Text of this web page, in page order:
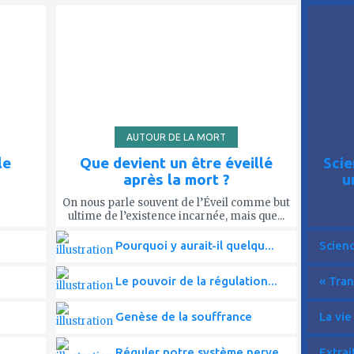
AUTOUR DE LA MORT
Que devient un être éveillé
après la mort ?
On nous parle souvent de l’Éveil comme but
ultime de l’existence incarnée, mais que...
Pourquoi y aurait-il quelqu...
Le pouvoir de la régulation...
Genèse de la souffrance
«
La